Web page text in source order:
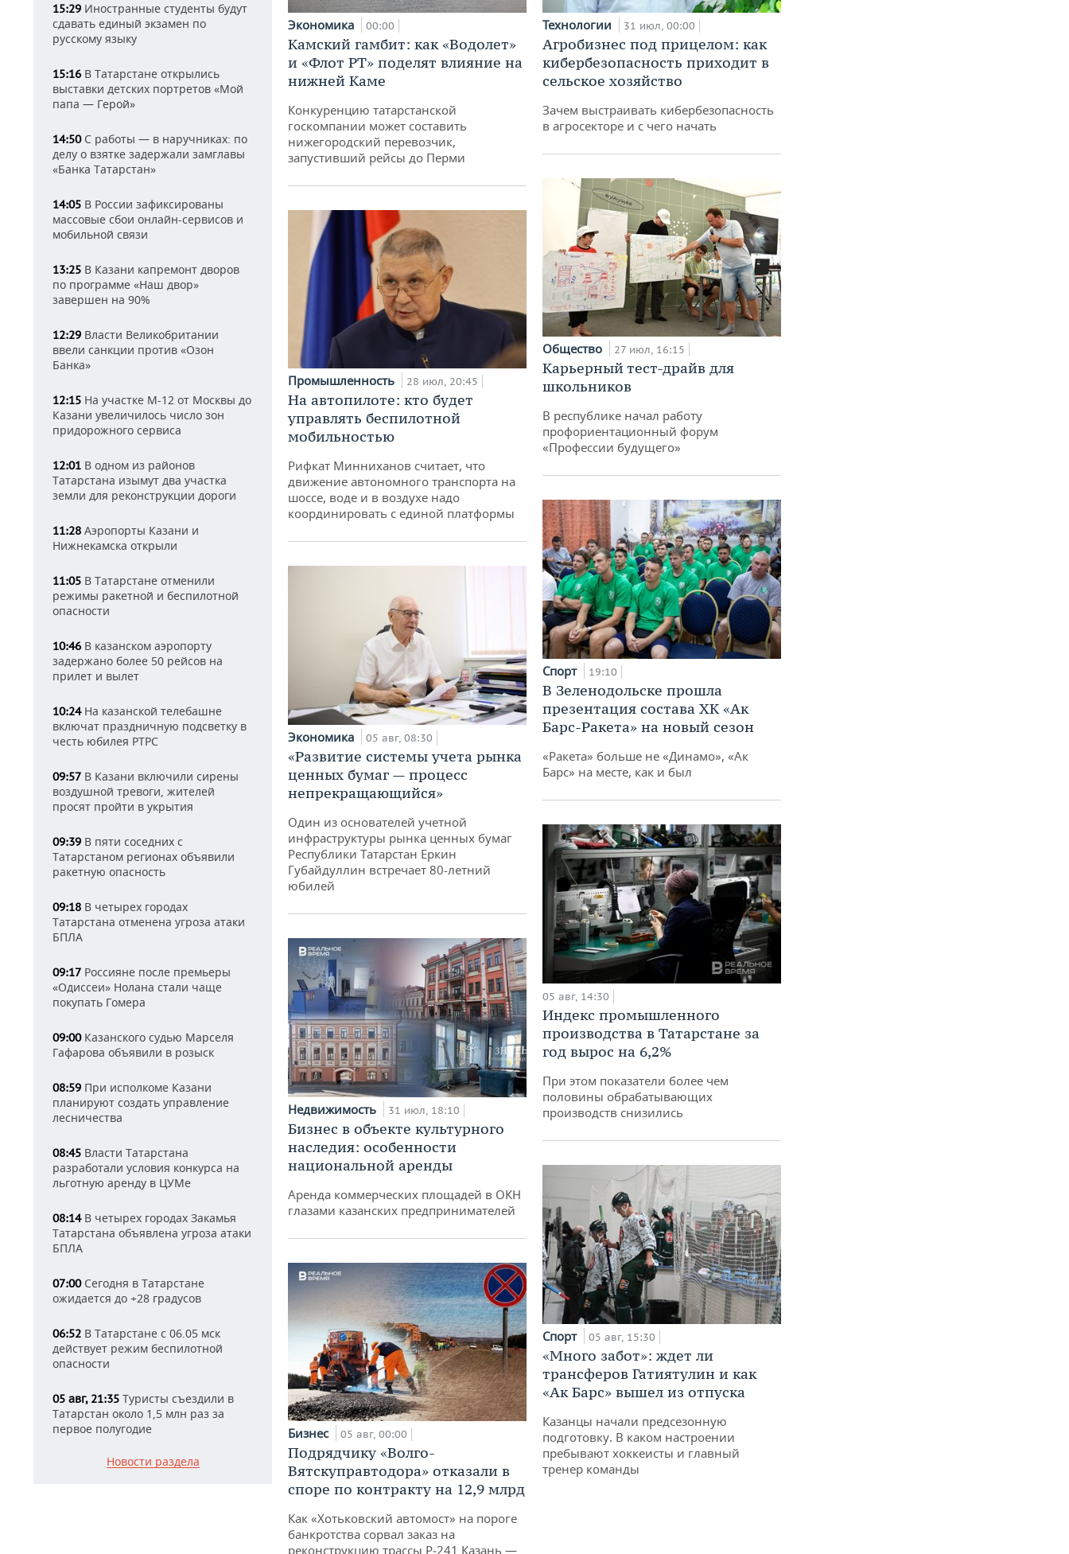
15:29 Иностранные студенты будут
сдавать единый экзамен по
русскому языку
15:16 В Татарстане открылись
выставки детских портретов «Мой
папа — Герой»
14:50С работы — в наручниках: по
делу о взятке задержали замглавы
«Банка Татарстан»
14:05 В России зафиксированы
массовые сбои онлайн-сервисов и
мобильной связи
13:25 В Казани капремонт дворов
по программе «Наш двор»
завершен на 90%
12:29 Власти Великобритании
ввели санкции против «Озон
Банка»
12:15 На участке М-12 от Москвы до
Казани увеличилось число зон
придорожного сервиса
12:01 В одном из районов
Татарстана изымут два участка
земли для реконструкции дороги
11:28 Аэропорты Казани и
Нижнекамска открыли
11:05 В Татарстане отменили
режимы ракетной и беспилотной
опасности
10:46 В казанском аэропорту
задержано более 50 рейсов на
прилет и вылет
10:24На казанской телебашне
включат праздничную подсветку в
честь юбилея РТРС
09:57 В Казани включили сирены
воздушной тревоги, жителей
просят пройти в укрытия
09:39 В пяти соседних с
Татарстаном регионах объявили
ракетную опасность
09:18 В четырех городах
Татарстана отменена угроза атаки
БПЛА
09:17 Россияне после премьеры
«Одиссеи» Нолана стали чаще
покупать Гомера
09:00Казанского судью Марселя
Гафарова объявили в розыск
08:59 При исполкоме Казани
планируют создать управление
лесничества
08:45 Власти Татарстана
разработали условия конкурса на
льготную аренду в ЦУМе
08:14В четырех городах Закамья
Татарстана объявлена угроза атаки
БПЛА
07:00Сегодня в Татарстане
ожидается до +28 градусов
06:52 В Татарстане с 06.05 мск
действует режим беспилотной
опасности
05 авг, 21:35 Туристы съездили в
Татарстан около 1,5 млн раз за
первое полугодие
Новости раздела
Экономика 00:00
Камский гамбит: как «Водолет»
и «Флот РТ» поделят влияние на
нижней Каме
Конкуренцию татарстанской
госкомпании может составить
нижегородский перевозчик,
запустивший рейсы до Перми
Промышленность 28 июл, 20:45
На автопилоте: кто будет
управлять беспилотной
мобильностью
Рифкат Минниханов считает, что
движение автономного транспорта на
шоссе, воде и в воздухе надо
координировать с единой платформы
Экономика 05 авг, 08:30
«Развитие системы учета рынка
ценных бумаг — процесс
непрекращающийся»
Один из основателей учетной
инфраструктуры рынка ценных бумаг
Республики Татарстан Еркин
Губайдуллин встречает 80-летний
юбилей
Недвижимость 31 июл, 18:10
Бизнес в объекте культурного
наследия: особенности
национальной аренды
Аренда коммерческих площадей в ОКН
глазами казанских предпринимателей
Бизнес 05 авг, 00:00
Подрядчику «Волго-
Вятскуправтодора» отказали в
споре по контракту на 12,9 млрд
Как «Хотьковский автомост» на пороге
банкротства сорвал заказ на
реконструкцию трассы Р‑241 Казань —
Технологии 31 июл, 00:00
Агробизнес под прицелом: как
кибербезопасность приходит в
сельское хозяйство
Зачем выстраивать кибербезопасность
в агросекторе и с чего начать
Общество 27 июл, 16:15
Карьерный тест-драйв для
школьников
В республике начал работу
профориентационный форум
«Профессии будущего»
Спорт 19:10
В Зеленодольске прошла
презентация состава ХК «Ак
Барс-Ракета» на новый сезон
«Ракета» больше не «Динамо», «Ак
Барс» на месте, как и был
05 авг, 14:30
Индекс промышленного
производства в Татарстане за
год вырос на 6,2%
При этом показатели более чем
половины обрабатывающих
производств снизились
Спорт 05 авг, 15:30
«Много забот»: ждет ли
трансферов Гатиятулин и как
«Ак Барс» вышел из отпуска
Казанцы начали предсезонную
подготовку. В каком настроении
пребывают хоккеисты и главный
тренер команды